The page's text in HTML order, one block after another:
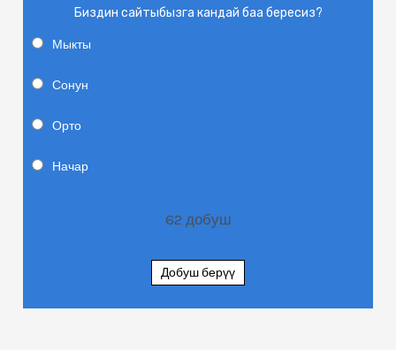
Биздин сайтыбызга кандай баа бересиз?
Мыкты
Сонун
Орто
Начар
62 добуш
Добуш берүү